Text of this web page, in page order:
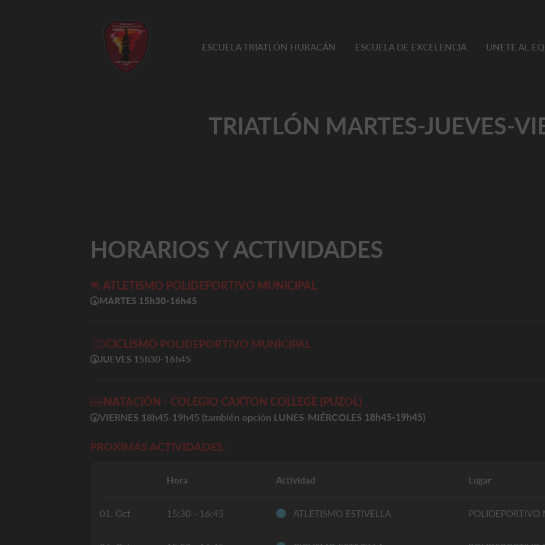
ESCUELA TRIATLÓN HURACÁN ESCUELA DE EXCELENCIA UNETE AL
TRIATLÓN MARTES-JUEVES-
HORARIOS Y ACTIVIDADES
🏃 ATLETISMO POLIDEPORTIVO MUNICIPAL
🕠MARTES 15h30-16h45
🚴‍♀️CICLISMO POLIDEPORTIVO MUNICIPAL
🕠JUEVES 15h30-16h45
🏊‍♀️NATACIÓN - COLEGIO CAXTON COLLEGE (PUZOL)
🕠VIERNES 18h45-19h45 (también opción LUNES-MIÉRCOLES 18h45-19h45)
PROXIMAS ACTIVIDADES:
Hora Actividad Lugar
01. Oct 15:30 - 16:45 ATLETISMO ESTIVELLA POLIDEPORTIVO